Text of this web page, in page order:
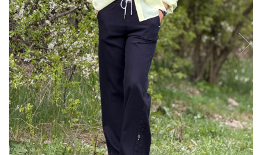
Costume de baie